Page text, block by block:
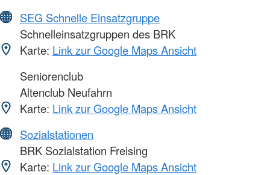
SEG Schnelle Einsatzgruppe
Schnelleinsatzgruppen des BRK
Karte: Link zur Google Maps Ansicht
Seniorenclub
Altenclub Neufahrn
Karte: Link zur Google Maps Ansicht
Sozialstationen
BRK Sozialstation Freising
Karte: Link zur Google Maps Ansicht